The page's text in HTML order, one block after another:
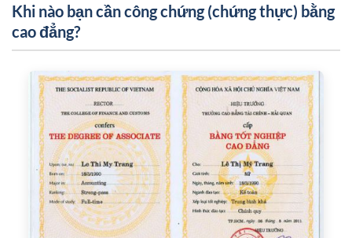
Khi nào bạn cần công chứng (chứng thực) bằng
cao đẳng?